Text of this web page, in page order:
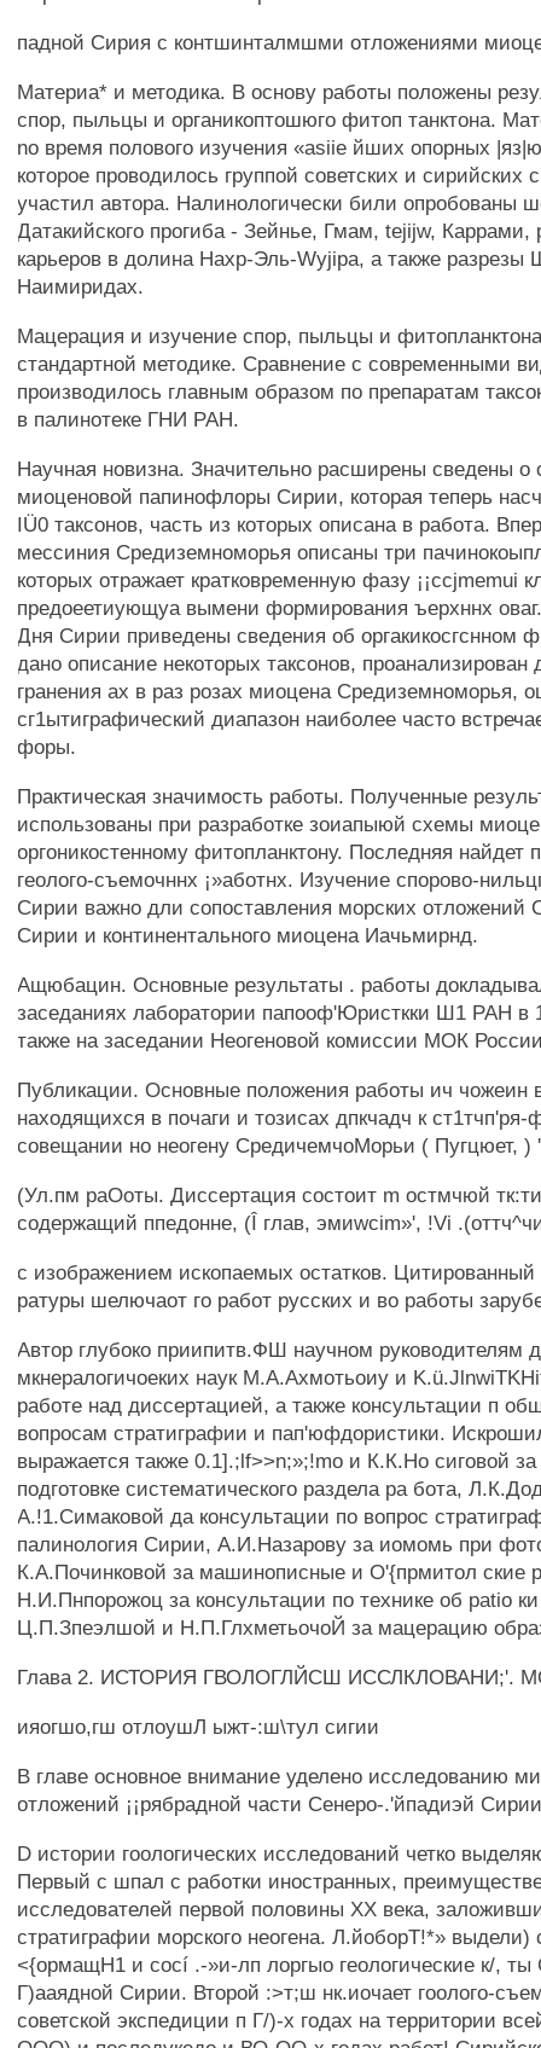
падной Сирия с контшинталмшми отложениями
Материа* и методика. В основу работы положены
спор, пыльцы и органикоптошюго фитоп танктона.
no время полового изучения «asiie йших опорных
которое проводилось группой советских и сирийских
участил автора. Налинологически били опробованы
Датакийского прогиба - Зейнье, Гмам, tejijw, Каррами,
карьеров в долина Нахр-Эль-Wyjipa, а также
Наимиридах.
Мацерация и изучение спор, пыльцы и
стандартной методике. Сравнение с современными
производилось главным образом по препаратам
в палинотеке ГНИ РАН.
Научная новизна. Значительно расширены сведены о
миоценовой папинофлоры Сирии, которая теперь
IÜ0 таксонов, часть из которых описана в работа.
мессиния Средиземноморья описаны три
которых отражает кратковременную фазу ¡¡ccjmemui
предоеетиующуа вымени формирования ъерхннх
Дня Сирии приведены сведения об оргакикосгснном
дано описание некоторых таксонов, проанализирован
гранения ах в раз розах миоцена Средиземноморья,
сг1ытиграфический диапазон наиболее часто
форы.
Практическая значимость работы. Полученные
использованы при разработке зоиапыюй схемы
оргоникостенному фитопланктону. Последняя найдет
геолого-съемочннх ¡»аботнх. Изучение спорово-
Сирии важно дли сопоставления морских отложений
Сирии и континентального миоцена Иачьмирнд.
Ащюбацин. Основные результаты . работы
заседаниях лаборатории папооф'Юристкки Ш1 РАН в
также на заседании Неогеновой комиссии МОК
Публикации. Основные положения работы ич чожеин
находящихся в почаги и тозисах дпкчадч к ст1тчп'ря-
совещании но неогену СредичемчоМорьи ( Пугцюет, )
(Ул.пм раОоты. Диссертация состоит m остмчюй
содержащий ппедонне, (Î глав, эмиwcim»', !Vi
с изображением ископаемых остатков. Цитированный
ратуры шелючаот го работ русских и во работы
Автор глубоко приипитв.ФШ научном руководителям
мкнералогичоеких наук М.А.Ахмотьоиу и
работе над диссертацией, а также консультации п
вопросам стратиграфии и пап'юфдористики.
выражается также 0.1].;lf>>n;»;!mo и К.К.Но сиговой
подготовке систематического раздела ра бота,
А.!1.Симаковой да консультации по вопрос
палинология Сирии, А.И.Назарову за иомомь при
К.А.Починковой за машинописные и О'{прмитол ские
Н.И.Пнпорожоц за консультации по технике об patio
Ц.П.Зпеэлшой и Н.П.ГлхметьочоЙ за мацерацию
Глава 2. ИСТОРИЯ ГВОЛОГЛЙСШ ИССЛКЛОВАНИ;'.
ияогшо,гш отлоушЛ ыжт-:ш\тул сигии
В главе основное внимание уделено исследованию
отложений ¡¡рябрадной части Сенеро-.'йпадиэй
D истории гоологических исследований четко
Первый с шпал с работки иностранных,
исследователей первой половины XX века,
стратиграфии морского неогена. Л.йоборТ!*» выдели)
<{ормащН1 и cocí .-»и-лп лоргыо геологические к/, ты
Г)ааядной Сирии. Второй :>т;ш нк.иочает гоолого-
советской экспедиции п Г/)-х годах на территории